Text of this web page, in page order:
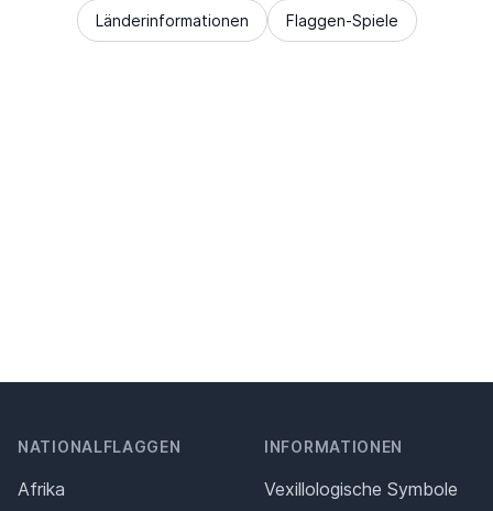
Länderinformationen Flaggen-Spiele
NATIONALFLAGGEN
Afrika
INFORMATIONEN
Vexillologische Symbole